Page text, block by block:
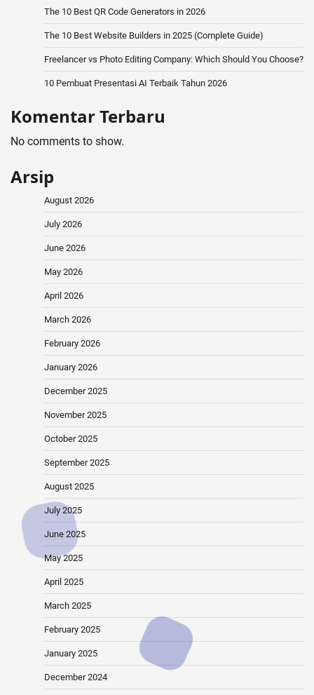
The 10 Best QR Code Generators in 2026
The 10 Best Website Builders in 2025 (Complete Guide)
Freelancer vs Photo Editing Company: Which Should You Choose?
10 Pembuat Presentasi AI Terbaik Tahun 2026
Komentar Terbaru
No comments to show.
Arsip
August 2026
July 2026
June 2026
May 2026
April 2026
March 2026
February 2026
January 2026
December 2025
November 2025
October 2025
September 2025
August 2025
July 2025
June 2025
May 2025
April 2025
March 2025
February 2025
January 2025
December 2024